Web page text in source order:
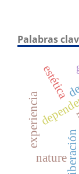
Palabras
liberación
estética
experiencia
nature